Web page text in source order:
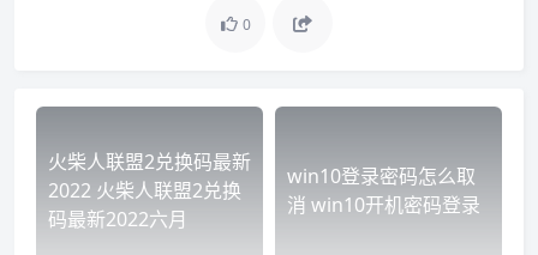
0
火柴人联盟2兑换码最新
2022 火柴人联盟2兑换
码最新2022六月
win10登录密码怎么取
消 win10开机密码登录